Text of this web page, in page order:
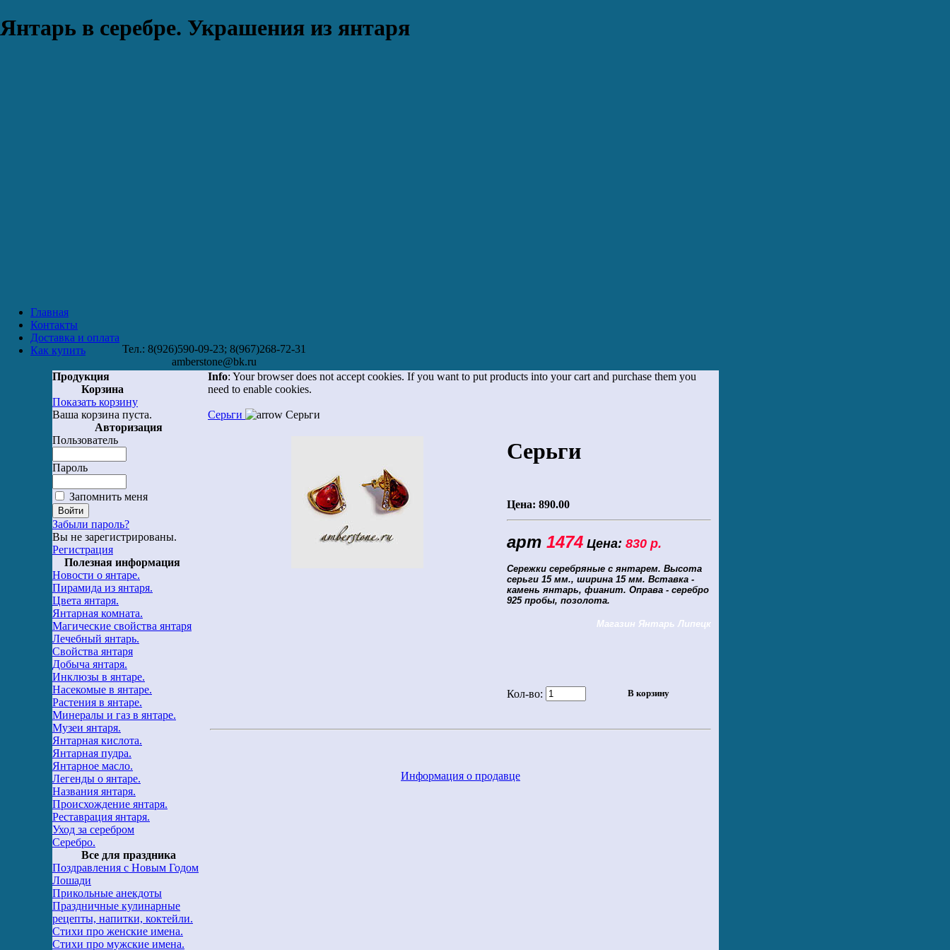
Янтарь в серебре. Украшения из янтаря
Главная
Контакты
Доставка и оплата
Как купить
Тел.: 8(926)590-09-23; 8(967)268-72-31
amberstone@bk.ru
Продукция
Корзина
Показать корзину
Ваша корзина пуста.
Авторизация
Пользователь
Пароль
Запомнить меня
Забыли пароль?
Вы не зарегистрированы.
Регистрация
Полезная информация
Новости о янтаре.
Пирамида из янтаря.
Цвета янтаря.
Янтарная комната.
Магические свойства янтаря
Лечебный янтарь.
Свойства янтаря
Добыча янтаря.
Инклюзы в янтаре.
Насекомые в янтаре.
Растения в янтаре.
Минералы и газ в янтаре.
Музеи янтаря.
Янтарная кислота.
Янтарная пудра.
Янтарное масло.
Легенды о янтаре.
Названия янтаря.
Происхождение янтаря.
Реставрация янтаря.
Уход за серебром
Серебро.
Все для праздника
Поздравления с Новым Годом
Лошади
Прикольные анекдоты
Праздничные кулинарные
рецепты, напитки, коктейли.
Стихи про женские имена.
Стихи про мужские имена.
Info: Your browser does not accept cookies. If you want to put products into your cart and purchase them you
need to enable cookies.
Серьги Серьги
Серьги
Цена: 890.00
арт 1474 Цена: 830 р.
Сережки серебряные с янтарем. Высота
серьги 15 мм., ширина 15 мм. Вставка -
камень янтарь, фианит. Оправа - серебро
925 пробы, позолота.
Магазин Янтарь Липецк
Кол-во:
Информация о продавце